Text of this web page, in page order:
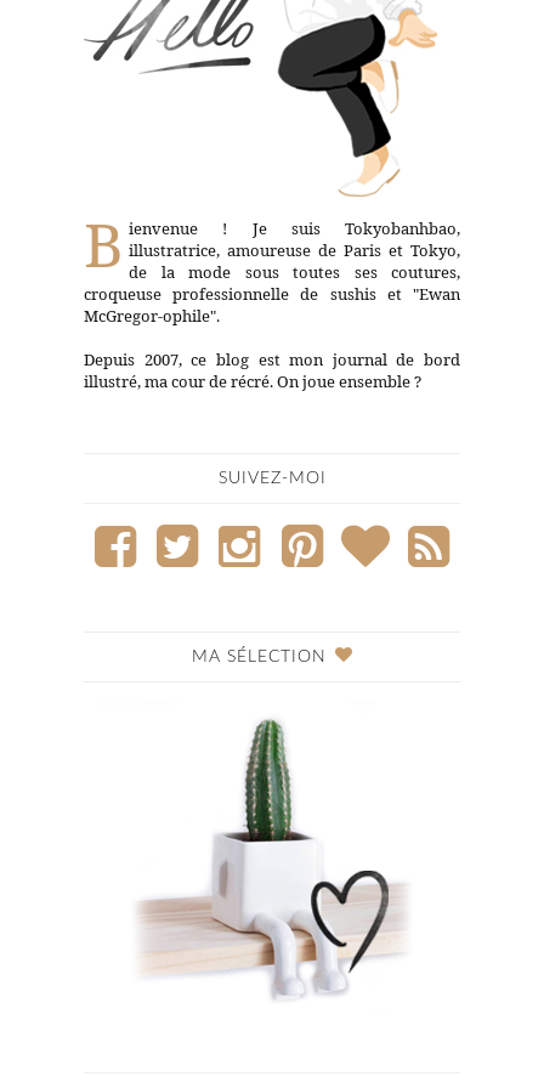
B ienvenue ! Je suis Tokyobanhbao,
illustratrice, amoureuse de Paris et Tokyo,
de la mode sous toutes ses coutures,
croqueuse professionnelle de sushis et "Ewan
McGregor-ophile".
Depuis 2007, ce blog est mon journal de bord
illustré, ma cour de récré. On joue ensemble ?
SUIVEZ-MOI
MA SÉLECTION